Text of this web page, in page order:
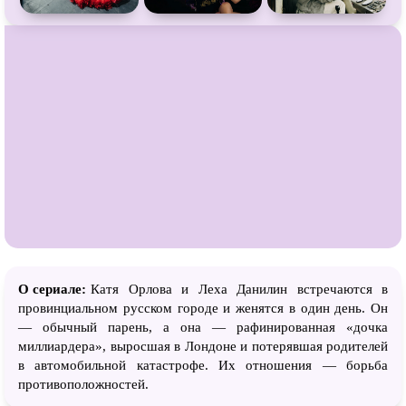
О сериале: Катя Орлова и Леха Данилин встречаются в
провинциальном русском городе и женятся в один день. Он
— обычный парень, а она — рафинированная «дочка
миллиардера», выросшая в Лондоне и потерявшая родителей
в автомобильной катастрофе. Их отношения — борьба
противоположностей.